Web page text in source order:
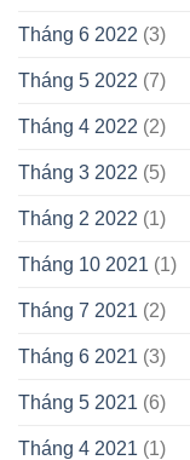
Tháng 6 2022 (3)
Tháng 5 2022 (7)
Tháng 4 2022 (2)
Tháng 3 2022 (5)
Tháng 2 2022 (1)
Tháng 10 2021 (1)
Tháng 7 2021 (2)
Tháng 6 2021 (3)
Tháng 5 2021 (6)
Tháng 4 2021 (1)